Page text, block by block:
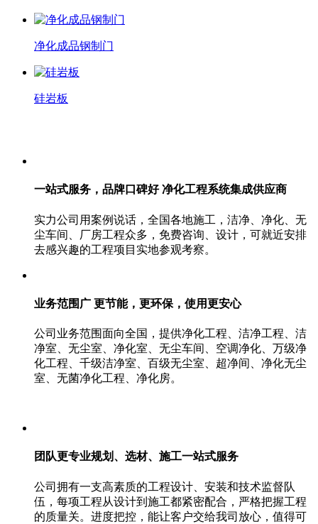
净化成品钢制门
硅岩板
一站式服务，品牌口碑好 净化工程系统集成供应商
实力公司用案例说话，全国各地施工，洁净、净化、无
尘车间、厂房工程众多，免费咨询、设计，可就近安排
去感兴趣的工程项目实地参观考察。
业务范围广 更节能，更环保，使用更安心
公司业务范围面向全国，提供净化工程、洁净工程、洁
净室、无尘室、净化室、无尘车间、空调净化、万级净
化工程、千级洁净室、百级无尘室、超净间、净化无尘
室、无菌净化工程、净化房。
团队更专业规划、选材、施工一站式服务
公司拥有一支高素质的工程设计、安装和技术监督队
伍，每项工程从设计到施工都紧密配合，严格把握工程
的质量关。进度把控，能让客户交给我司放心，值得可